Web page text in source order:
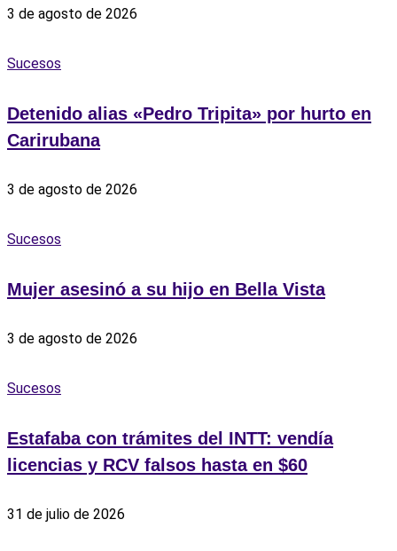
3 de agosto de 2026
Sucesos
Detenido alias «Pedro Tripita» por hurto en
Carirubana
3 de agosto de 2026
Sucesos
‎Mujer asesinó a su hijo en Bella Vista
3 de agosto de 2026
Sucesos
Estafaba con trámites del INTT: vendía
licencias y RCV falsos hasta en $60
31 de julio de 2026